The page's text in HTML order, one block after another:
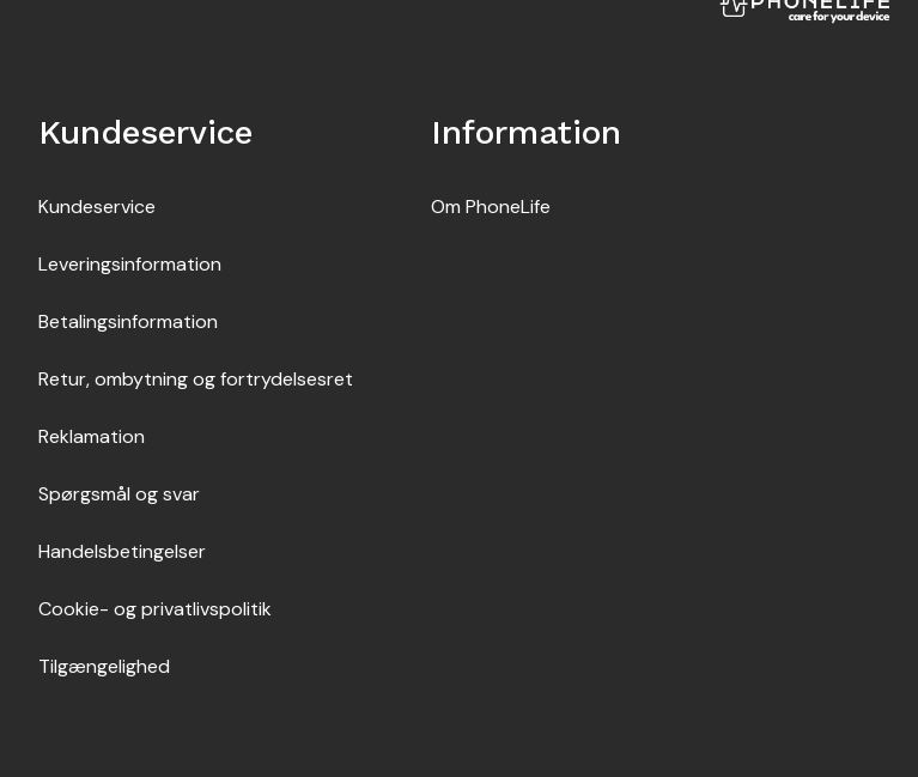
Kundeservice
Kundeservice
Leveringsinformation
Betalingsinformation
Retur, ombytning og fortrydelsesret
Reklamation
Spørgsmål og svar
Handelsbetingelser
Cookie- og privatlivspolitik
Tilgængelighed
Information
Om PhoneLife